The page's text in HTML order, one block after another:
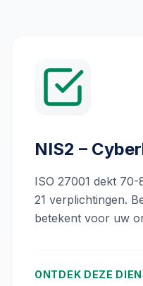
NIS2 –
ISO 27001 dekt
21 verplichtingen.
betekent voor uw
ONTDEK DEZE